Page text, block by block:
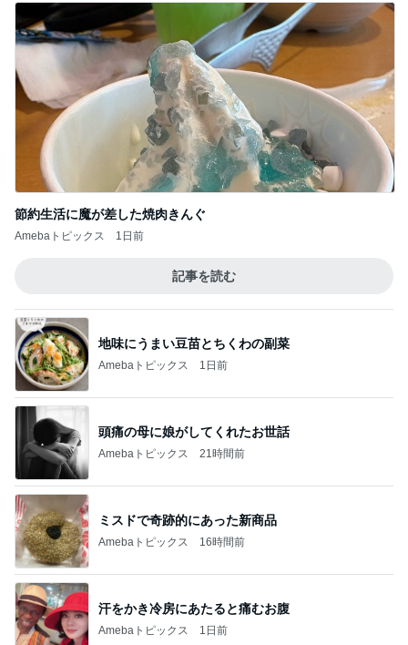
節約生活に魔が差した焼肉きんぐ
Amebaトピックス 1日前
記事を読む
地味にうまい豆苗とちくわの副菜
Amebaトピックス 1日前
頭痛の母に娘がしてくれたお世話
Amebaトピックス 21時間前
ミスドで奇跡的にあった新商品
Amebaトピックス 16時間前
汗をかき冷房にあたると痛むお腹
Amebaトピックス 1日前